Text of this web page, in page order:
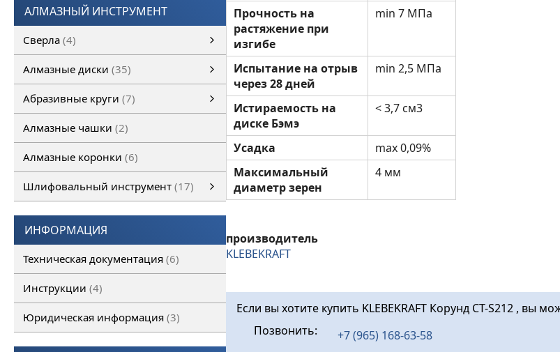
АЛМАЗНЫЙ ИНСТРУМЕНТ
Сверла 4
Алмазные диски 35
Абразивные круги 7
Алмазные чашки 2
Алмазные коронки 6
Шлифовальный инструмент 17
ИНФОРМАЦИЯ
Техническая документация 6
Инструкции 4
Юридическая информация 3
Прочность на
растяжение при
изгибе
min 7 МПа
Испытание на отрыв
через 28 дней
min 2,5 МПа
Истираемость на
диске Бэмэ
< 3,7 см3
Усадка
max 0,09%
Максимальный
диаметр зерен
4 мм
производитель
KLEBEKRAFT
Если вы хотите купить KLEBEKRAFT Корунд CT-S212 , вы
Позвонить:
+7 (965) 168-63-58